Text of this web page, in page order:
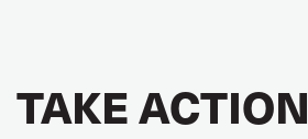
TAKE ACTION